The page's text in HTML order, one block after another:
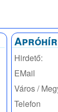
Hirdető:
EMail
Város /
Telefon